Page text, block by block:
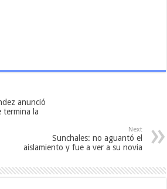
anunció
termina la
Next
Sunchales: no aguantó el
aislamiento y fue a ver a su novia